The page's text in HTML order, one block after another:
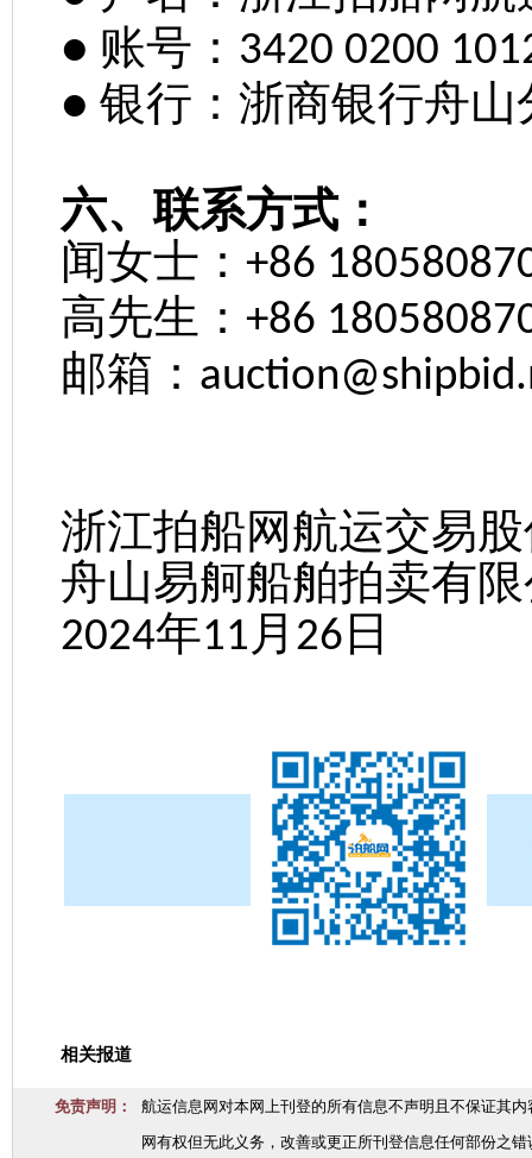
● 账号： 3420 0200
● 银行：浙商银行舟山
六、联系方式：
闻女士： +86
高先生： +86
邮箱：
浙江拍船网航运交易
舟山易舸船舶拍卖有
2024年11 月 26 日
相关报道
免责声明：
航运信息网对本网上刊登的所有信息不声明且不保证其
网有权但无此义务，改善或更正所刊登信息任何部份之错